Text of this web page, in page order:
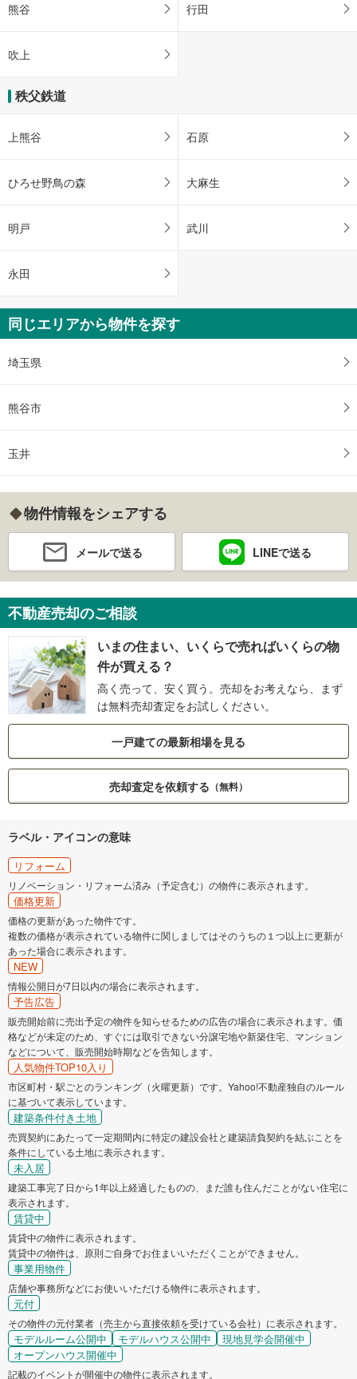
熊谷 行田
吹上
秩父鉄道
上熊谷 石原
ひろせ野鳥の森 大麻生
明戸 武川
永田
同じエリアから物件を探す
埼玉県
熊谷市
玉井
物件情報をシェアする
メールで送る LINEで送る
不動産売却のご相談
いまの住まい、いくらで売ればいくらの物
件が買える？
高く売って、安く買う。売却をお考えなら、まず
は無料売却査定をお試しください。
一戸建ての最新相場を見る
売却査定を依頼する （無料）
ラベル・アイコンの意味
リフォーム
リノベーション・リフォーム済み（予定含む）の物件に表示されます。
価格更新
価格の更新があった物件です。
複数の価格が表示されている物件に関しましてはそのうちの１つ以上に更新が
あった場合に表示されます。
NEW
情報公開日が7日以内の場合に表示されます。
予告広告
販売開始前に売出予定の物件を知らせるための広告の場合に表示されます。価
格などが未定のため、すぐには取引できない分譲宅地や新築住宅、マンション
などについて、販売開始時期などを告知します。
人気物件TOP10入り
市区町村・駅ごとのランキング（火曜更新）です。Yahoo!不動産独自のルール
に基づいて表示しています。
建築条件付き土地
売買契約にあたって一定期間内に特定の建設会社と建築請負契約を結ぶことを
条件にしている土地に表示されます。
未入居
建築工事完了日から1年以上経過したものの、まだ誰も住んだことがない住宅に
表示されます。
賃貸中
賃貸中の物件に表示されます。
賃貸中の物件は、原則ご自身でお住まいいただくことができません。
事業用物件
店舗や事務所などにお使いいただける物件に表示されます。
元付
その物件の元付業者（売主から直接依頼を受けている会社）に表示されます。
モデルルーム公開中 モデルハウス公開中
現地見学会開催中
オープンハウス開催中
記載のイベントが開催中の物件に表示されます。